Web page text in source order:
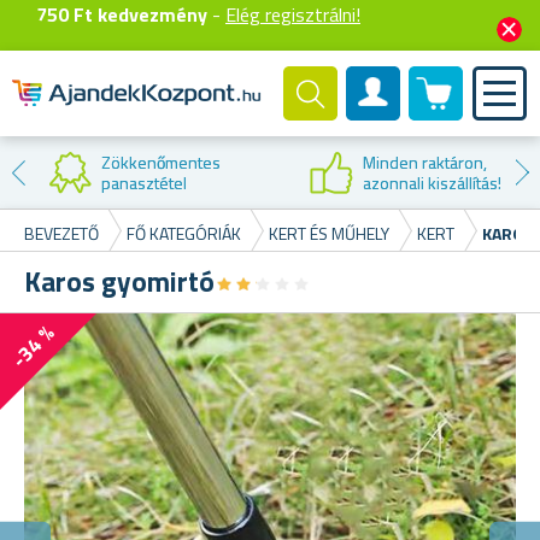
750 Ft kedvezmény - Elég regisztrálni!
Felhasználók fiók
0 termék
Kedvezmény az
első vásárláskor
BEVEZETŐ FŐ KATEGÓRIÁK KERT ÉS MŰHELY KERT
Karos gyomirtó★★★
★★★
-34 %